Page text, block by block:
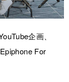
企画、
For